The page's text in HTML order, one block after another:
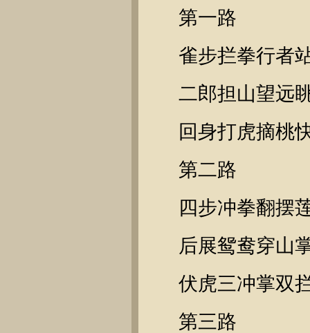
第一路
雀步拦拳行者
二郎担山望远
回身打虎摘桃
第二路
四步冲拳翻摆
后展鸳鸯穿山
伏虎三冲掌双
第三路